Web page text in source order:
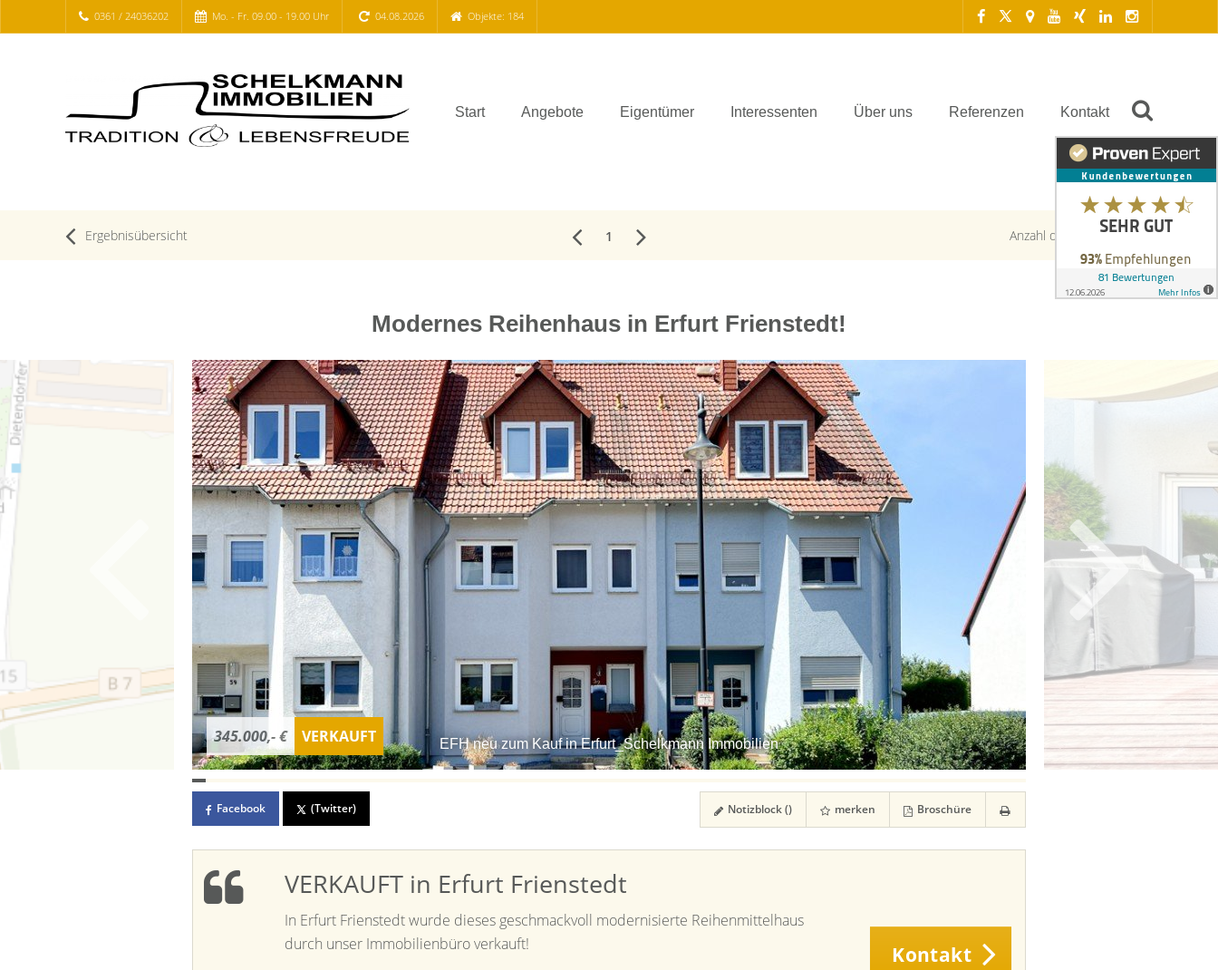
0361 / 24036202 Mo. - Fr. 09.00 - 19.00 Uhr 04.08.2026 Objekte: 184
Start Angebote Eigentümer Interessenten Über uns Referenzen Kontakt
Ergebnisübersicht 1 Anzahl der Objekte: 1 | 1
Modernes Reihenhaus in Erfurt Frienstedt!
EFH neu zum Kauf in Erfurt_Schelkmann Immobilien
345.000,- € VERKAUFT
Facebook (Twitter) Notizblock () merken Broschüre
VERKAUFT in Erfurt Frienstedt
In Erfurt Frienstedt wurde dieses geschmackvoll modernisierte Reihenmittelhaus
durch unser Immobilienbüro verkauft!
Kontakt